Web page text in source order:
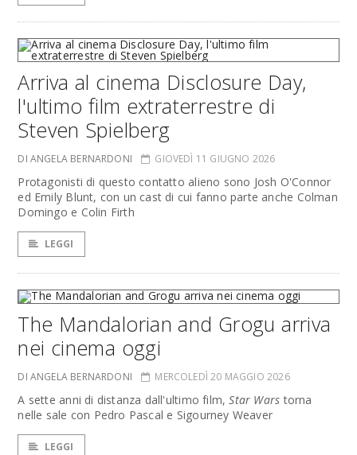
Arriva al cinema Disclosure Day,
l'ultimo film extraterrestre di
Steven Spielberg
DI ANGELA BERNARDONI GIOVEDÌ 11 GIUGNO 2026
Protagonisti di questo contatto alieno sono Josh O'Connor
ed Emily Blunt, con un cast di cui fanno parte anche Colman
Domingo e Colin Firth
LEGGI
The Mandalorian and Grogu arriva
nei cinema oggi
DI ANGELA BERNARDONI MERCOLEDÌ 20 MAGGIO 2026
A sette anni di distanza dall'ultimo film,Star Wars torna
nelle sale con Pedro Pascal e Sigourney Weaver
LEGGI